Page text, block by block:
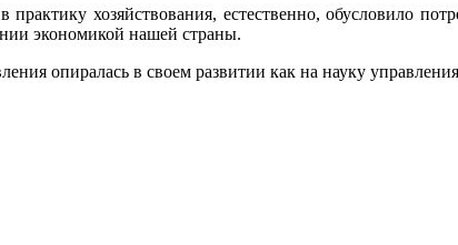
хозяйствования, естественно, обусловило
экономикой нашей страны.
опиралась в своем развитии как на науку